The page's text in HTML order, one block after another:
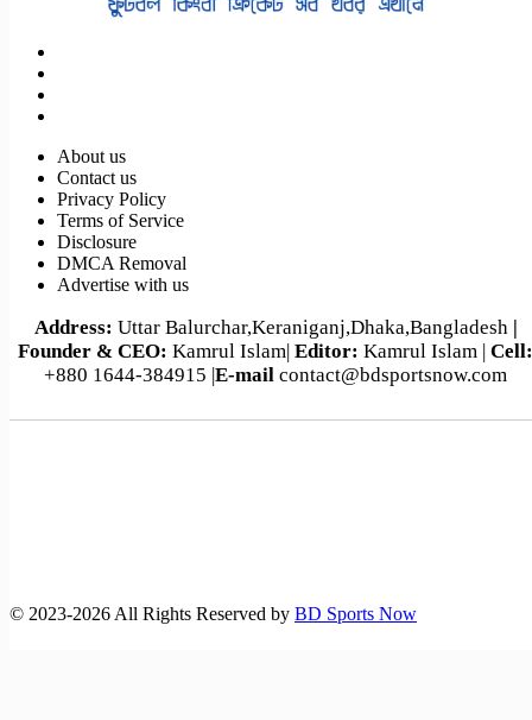
About us
Contact us
Privacy Policy
Terms of Service
Disclosure
DMCA Removal
Advertise with us
Address: Uttar Balurchar,Keraniganj,Dhaka,Bangladesh |
Founder & CEO: Kamrul Islam| Editor: Kamrul Islam | Cell:
+880 1644-384915 |E-mail contact@bdsportsnow.com
©️ 2023-2026 All Rights Reserved by BD Sports Now